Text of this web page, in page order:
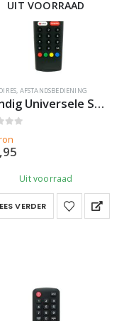
UIT VOORRAAD
, AFSTANDSBEDIENING
Grundig Universele Smart TV Afstandsbediening met Appknoppen
Uit voorraad
VERDER